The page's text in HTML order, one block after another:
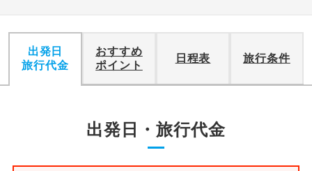
出発日
旅行代金
おすすめ
ポイント
日程表 旅行条件
出発日・旅行代金